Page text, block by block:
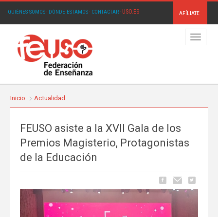
QUIÉNES SOMOS· DÓNDE ESTAMOS· CONTACTAR· USO.ES AFÍLIATE
Menú
Inicio Actualidad
FEUSO asiste a la XVII Gala de los
Premios Magisterio, Protagonistas
de la Educación